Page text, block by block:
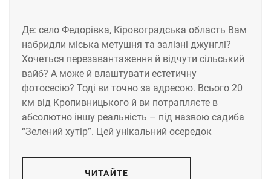
Де: село Федорівка, Кіровоградська область Вам
набридли міська метушня та залізні джунглі?
Хочеться перезавантаження й відчути сільський
вайб? А може й влаштувати естетичну
фотосесію? Тоді ви точно за адресою. Всього 20
км від Кропивницького й ви потрапляєте в
абсолютно іншу реальність – під назвою садиба
“Зелений хутір”. Цей унікальний осередок
ЧИТАЙТЕ